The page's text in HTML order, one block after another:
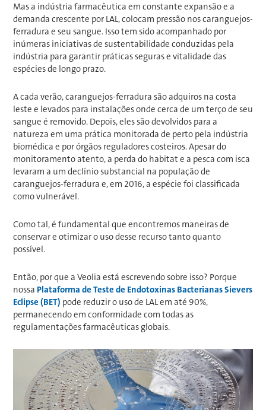
Mas a indústria farmacêutica em constante expansão e a
demanda crescente por LAL, colocam pressão nos caranguejos-
ferradura e seu sangue. Isso tem sido acompanhado por
inúmeras iniciativas de sustentabilidade conduzidas pela
indústria para garantir práticas seguras e vitalidade das
espécies de longo prazo.
A cada verão, caranguejos-ferradura são adquiros na costa
leste e levados para instalações onde cerca de um terço de seu
sangue é removido. Depois, eles são devolvidos para a
natureza em uma prática monitorada de perto pela indústria
biomédica e por órgãos reguladores costeiros. Apesar do
monitoramento atento, a perda do habitat e a pesca com isca
levaram a um declínio substancial na população de
caranguejos-ferradura e, em 2016, a espécie foi classificada
como vulnerável.
Como tal, é fundamental que encontremos maneiras de
conservar e otimizar o uso desse recurso tanto quanto
possível.
Então, por que a Veolia está escrevendo sobre isso? Porque
nossa Plataforma de Teste de Endotoxinas Bacterianas Sievers
Eclipse (BET) pode reduzir o uso de LAL em até 90%,
permanecendo em conformidade com todas as
regulamentações farmacêuticas globais.